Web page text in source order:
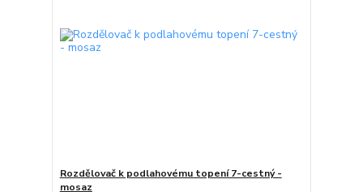
Rozdělovač k podlahovému topení 7-cestný -
mosaz